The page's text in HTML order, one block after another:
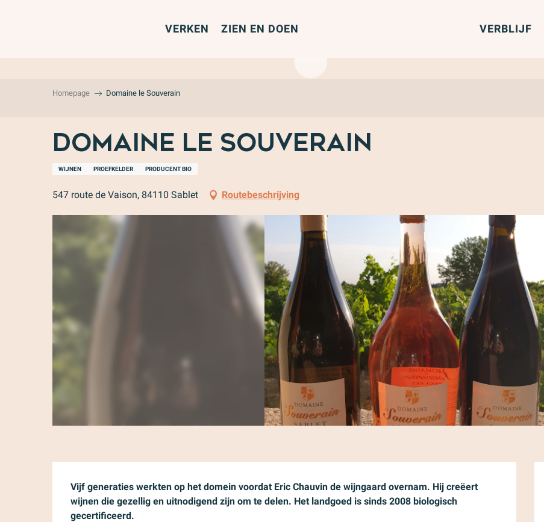
VERKEN ZIEN EN DOEN VERBLIJF
Homepage Domaine le Souverain
Domaine le Souverain
WIJNEN PROEFKELDER PRODUCENT BIO
547 route de Vaison, 84110 Sablet Routebeschrijving
Beschrijving
Vijf generaties werkten op het domein voordat Eric Chauvin de wijngaard overnam. Hij creëert
wijnen die gezellig en uitnodigend zijn om te delen. Het landgoed is sinds 2008 biologisch
gecertificeerd.